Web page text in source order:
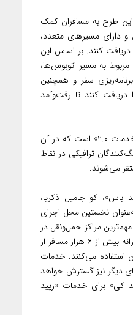
این طرح به مسافران کمک
و دارای مسیرهای متعدد،
دریافت کنند. بر اساس این
مربوط به مسیر اتوبوس‌ها،
سفر و همچنین
کنند تا رفت‌وآمد
این طرح بخشی از برنامه «سفیر خدمات ۲.۰» است که در آن
ترافیکی در نقاط
می‌شوند.
کو جامیل ذکریا،
نخستین محل اجرای
مراکز حمل‌ونقل در
کلانگ ولی محسوب می‌شود و روزانه بیش از ۶ هزار مسافر از
استفاده می‌کنند. خدمات
دیگر نیز گسترش خواهد
کی» برای خدمات «رپید